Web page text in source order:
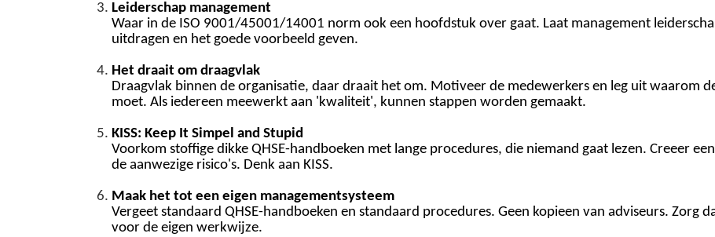
Leiderschap management
Waar in de ISO 9001/45001/14001 norm ook een hoofdstuk over gaat. Laat management
uitdragen en het goede voorbeeld geven.
Het draait om draagvlak
Draagvlak binnen de organisatie, daar draait het om. Motiveer de medewerkers en leg uit waarom
moet. Als iedereen meewerkt aan 'kwaliteit', kunnen stappen worden gemaakt.
KISS: Keep It Simpel and Stupid
Voorkom stoffige dikke QHSE-handboeken met lange procedures, die niemand gaat lezen. Creeer
de aanwezige risico's. Denk aan KISS.
Maak het tot een eigen managementsysteem
Vergeet standaard QHSE-handboeken en standaard procedures. Geen kopieen van adviseurs. Zorg
voor de eigen werkwijze.